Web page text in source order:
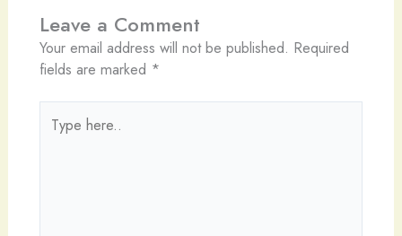
Leave a Comment
Your email address will not be published. Required
fields are marked *
here..